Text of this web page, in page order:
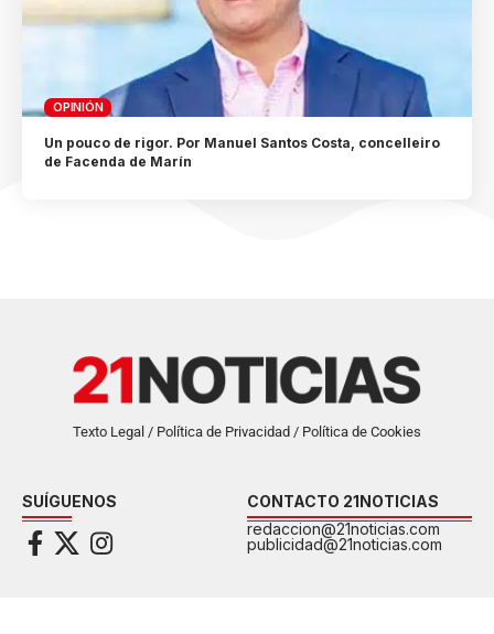
OPINIÓN
Un pouco de rigor. Por Manuel Santos Costa, concelleiro
de Facenda de Marín
Texto Legal / Política de Privacidad / Política de Cookies
SUÍGUENOS
CONTACTO 21NOTICIAS
redaccion@21noticias.com
publicidad@21noticias.com